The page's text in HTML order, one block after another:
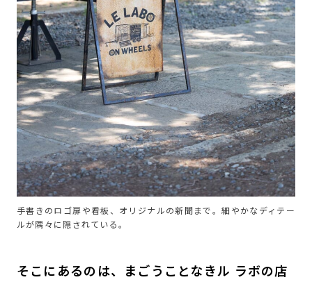
手書きのロゴ扉や看板、オリジナルの新聞まで。細やかなディテー
ルが隅々に隠されている。
そこにあるのは、まごうことなきル ラボの店